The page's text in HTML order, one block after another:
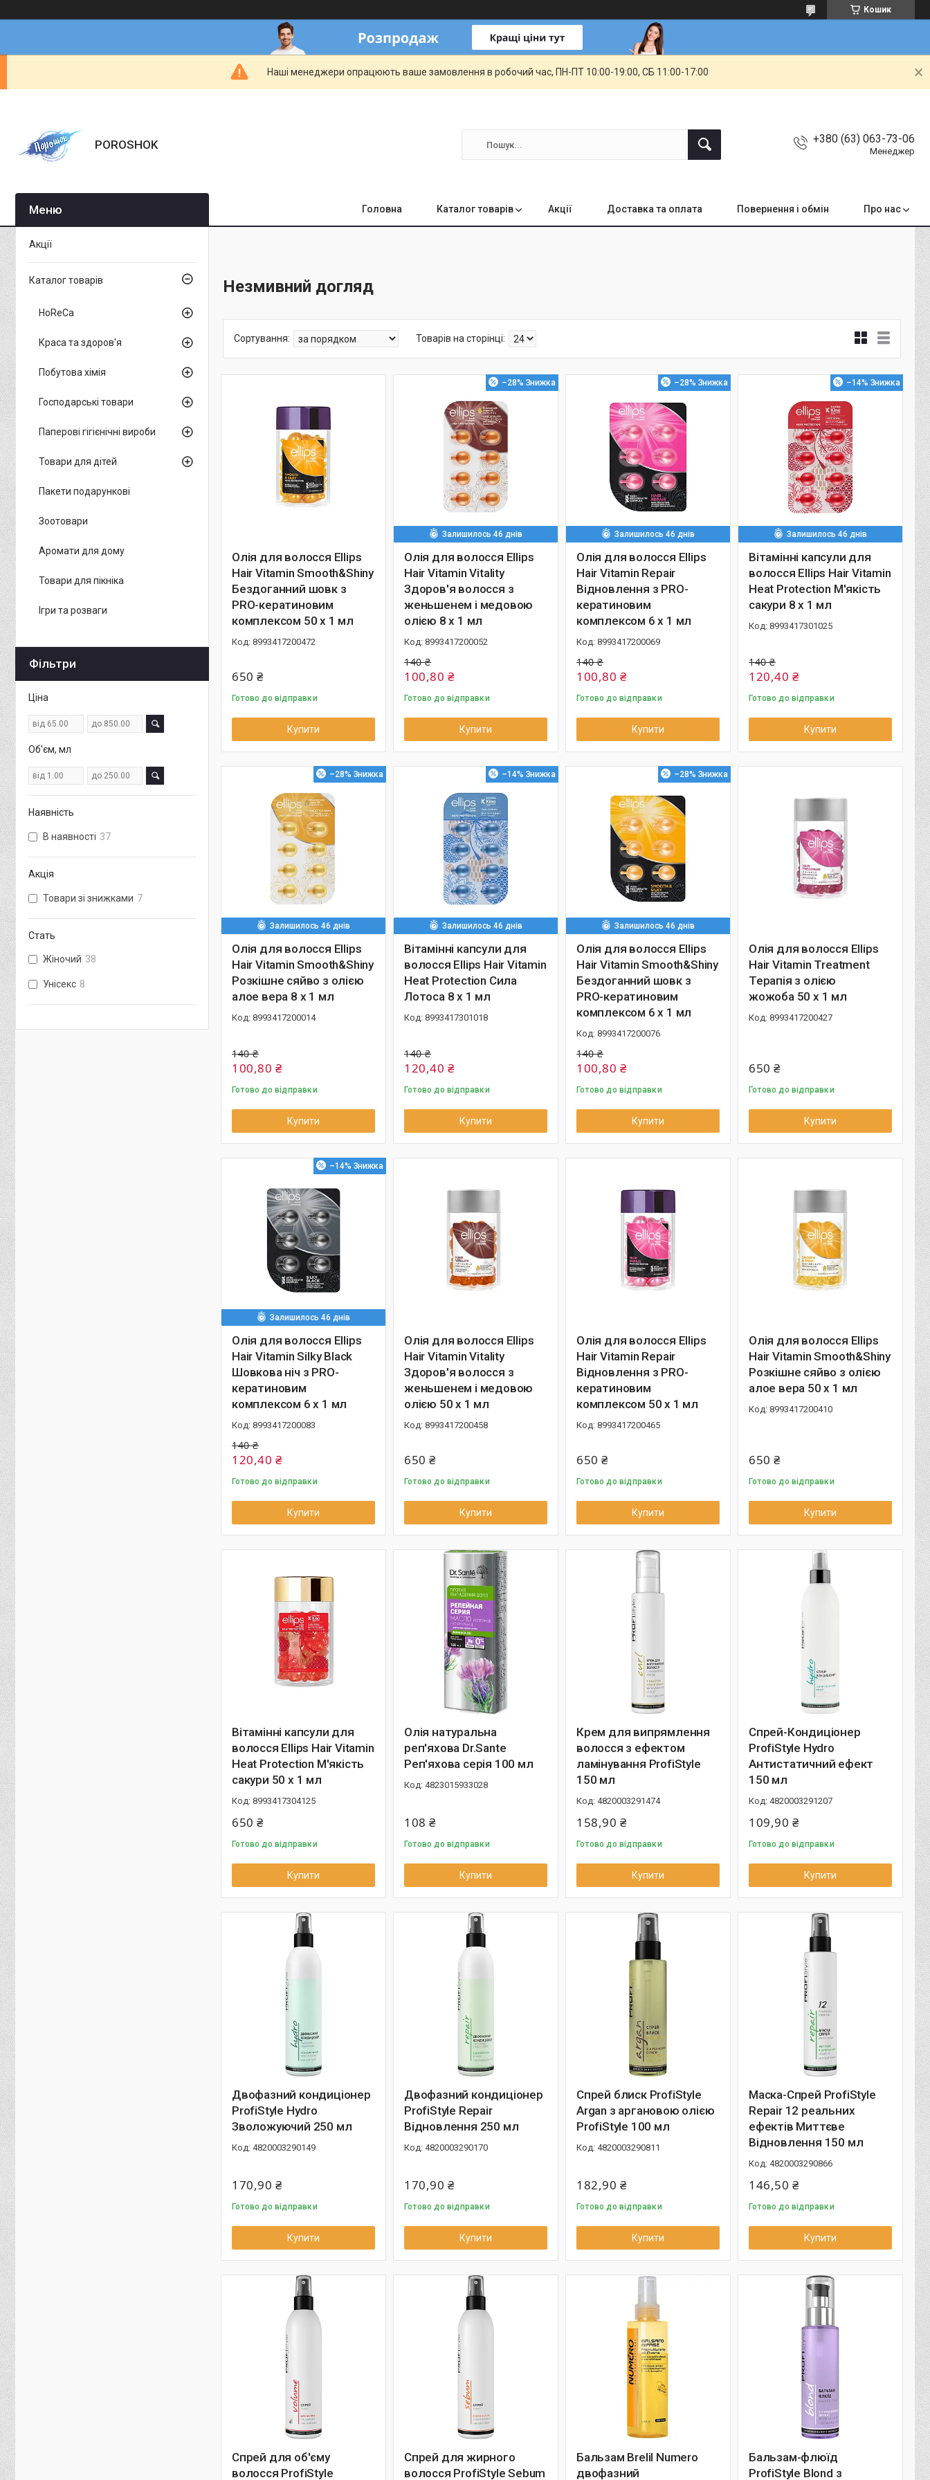
Кошик
Наші менеджери опрацюють ваше замовлення в робочий час, ПН-ПТ 10:00-19:00, СБ 11:00-17:00
POROSHOK +380 (63) 063-73-06
Менеджер
Головна Каталог товарів Акції Доставка та оплата Повернення і обмін Про нас
Незмивний догляд
Олія для волосся Ellips
Hair Vitamin Smooth&Shiny
Бездоганний шовк з
PRO-кератиновим
комплексом 50 х 1 мл
8993417200472
650 ₴
Готово до відправки
Купити
–28%
Залишилось 46 днів
Олія для волосся Ellips
Hair Vitamin Vitality
Здоров'я волосся з
женьшенем і медовою
олією 8 х 1 мл
8993417200052
140 ₴
100,80 ₴
Готово до відправки
Купити
–28%
Залишилось 46 днів
Олія для волосся Ellips
Hair Vitamin Repair
Відновлення з PRO-
кератиновим
комплексом 6 х 1 мл
8993417200069
140 ₴
100,80 ₴
Готово до відправки
Купити
–14%
Залишилось 46 днів
Вітамінні капсули для
волосся Ellips Hair Vitamin
Heat Protection М'якість
сакури 8 x 1 мл
8993417301025
140 ₴
120,40 ₴
Готово до відправки
Купити
–28%
Залишилось 46 днів
Олія для волосся Ellips
Hair Vitamin Smooth&Shiny
Розкішне сяйво з олією
алое вера 8 х 1 мл
8993417200014
140 ₴
100,80 ₴
Готово до відправки
Купити
–14%
Залишилось 46 днів
Вітамінні капсули для
волосся Ellips Hair Vitamin
Heat Protection Сила
Лотоса 8 x 1 мл
8993417301018
140 ₴
120,40 ₴
Готово до відправки
Купити
–28%
Залишилось 46 днів
Олія для волосся Ellips
Hair Vitamin Smooth&Shiny
Бездоганний шовк з
PRO-кератиновим
комплексом 6 х 1 мл
8993417200076
140 ₴
100,80 ₴
Готово до відправки
Купити
Олія для волосся Ellips
Hair Vitamin Treatment
Терапія з олією
жожоба 50 x 1 мл
8993417200427
650 ₴
Готово до відправки
Купити
–14%
Залишилось 46 днів
Олія для волосся Ellips
Hair Vitamin Silky Black
Шовкова ніч з PRO-
кератиновим
комплексом 6 х 1 мл
8993417200083
140 ₴
120,40 ₴
Готово до відправки
Купити
Олія для волосся Ellips
Hair Vitamin Vitality
Здоров'я волосся з
женьшенем і медовою
олією 50 х 1 мл
8993417200458
650 ₴
Готово до відправки
Купити
Олія для волосся Ellips
Hair Vitamin Repair
Відновлення з PRO-
кератиновим
комплексом 50 х 1 мл
8993417200465
650 ₴
Готово до відправки
Купити
Олія для волосся Ellips
Hair Vitamin Smooth&Shiny
Розкішне сяйво з олією
алое вера 50 х 1 мл
8993417200410
650 ₴
Готово до відправки
Купити
Вітамінні капсули для
волосся Ellips Hair Vitamin
Heat Protection М'якість
сакури 50 x 1 мл
8993417304125
650 ₴
Готово до відправки
Купити
Олія натуральна
реп'яхова Dr.Sante
Реп'яхова серія 100 мл
4823015933028
108 ₴
Готово до відправки
Купити
Крем для випрямлення
волосся з ефектом
ламінування ProfiStyle
150 мл
4820003291474
158,90 ₴
Готово до відправки
Купити
Спрей-Кондиціонер
ProfiStyle Hydro
Антистатичний ефект
150 мл
4820003291207
109,90 ₴
Готово до відправки
Купити
Двофазний кондиціонер
ProfiStyle Hydro
Зволожуючий 250 мл
4820003290149
170,90 ₴
Готово до відправки
Купити
Двофазний кондиціонер
ProfiStyle Repair
Відновлення 250 мл
4820003290170
170,90 ₴
Готово до відправки
Купити
Спрей блиск ProfiStyle
Argan з аргановою олією
ProfiStyle 100 мл
4820003290811
182,90 ₴
Готово до відправки
Купити
Маска-Спрей ProfiStyle
Repair 12 реальних
ефектів Миттєве
Відновлення 150 мл
4820003290866
146,50 ₴
Готово до відправки
Купити
Спрей для об'єму
волосся ProfiStyle
Спрей для жирного
волосся ProfiStyle Sebum
Бальзам Brelil Numero
двофазний
Бальзам-флюїд
ProfiStyle Blond з
Акції
Каталог товарів
HoReCa
Краса та здоров'я
Побутова хімія
Господарські товари
Паперові гігієнічні вироби
Товари для дітей
Пакети подарункові
Зоотовари
Аромати для дому
Товари для пікніка
Ігри та розваги
Фільтри
Ціна
Об'єм, мл
Наявність
В наявності 37
Акція
Товари зі знижками 7
Стать
Жіночий 38
Унісекс 8